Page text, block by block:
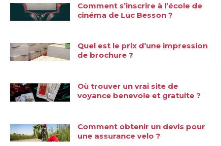
Comment s’inscrire à l’école de
cinéma de Luc Besson ?
Quel est le prix d’une impression
de brochure ?
Où trouver un vrai site de
voyance benevole et gratuite ?
Comment obtenir un devis pour
une assurance velo ?